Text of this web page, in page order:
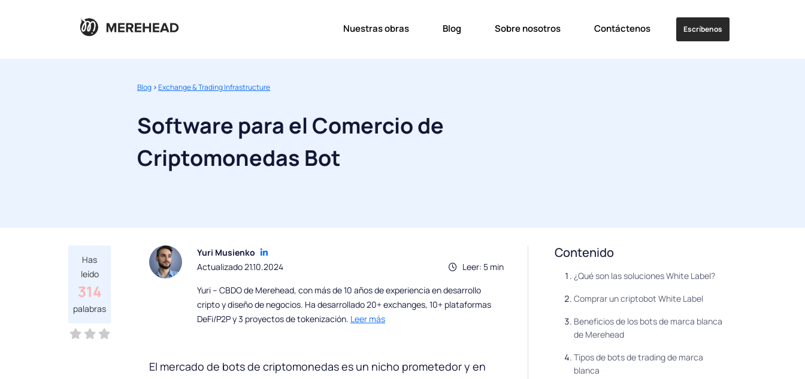
Nuestras obras Blog Sobre nosotros Contáctenos Escríbenos
Blog >Exchange & Trading Infrastructure
Software para el Comercio de
Criptomonedas Bot
Has
leído
314
palabras
Yuri Musienko
Leer: 5 min
Actualizado 21.10.2024
Yuri – CBDO de Merehead, con más de 10 años de experiencia en desarrollo
cripto y diseño de negocios. Ha desarrollado 20+ exchanges, 10+ plataformas
DeFi/P2P y 3 proyectos de tokenización. Leer más
El mercado de bots de criptomonedas es un nicho prometedor y en
Contenido
¿Qué son las soluciones White Label?
Comprar un criptobot White Label
Beneficios de los bots de marca blanca
de Merehead
Tipos de bots de trading de marca
blanca